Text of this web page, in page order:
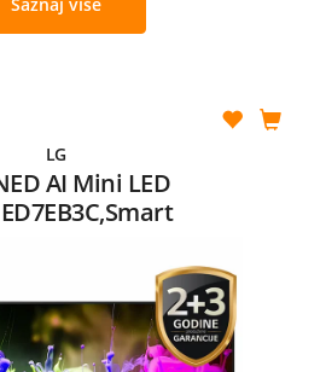
LG
AI Mini LED